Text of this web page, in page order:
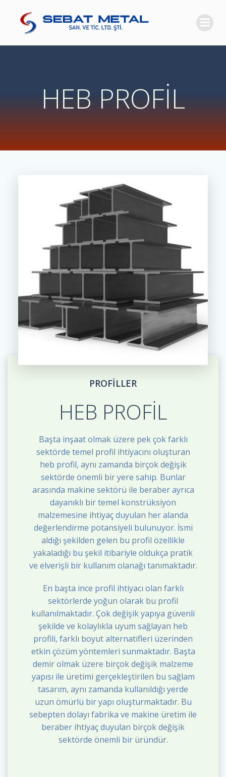
geç
HEB PROFİL
PROFİLLER
HEB PROFİL
Başta inşaat olmak üzere pek çok farklı
sektörde temel profil ihtiyacını oluşturan
heb profil, aynı zamanda birçok değişik
sektörde önemli bir yere sahip. Bunlar
arasında makine sektörü ile beraber ayrıca
dayanıklı bir temel konstrüksiyon
malzemesine ihtiyaç duyulan her alanda
değerlendirme potansiyeli bulunuyor. İsmi
aldığı şekilden gelen bu profil özellikle
yakaladığı bu şekil itibariyle oldukça pratik
ve elverişli bir kullanım olanağı tanımaktadır.
En başta ince profil ihtiyacı olan farklı
sektörlerde yoğun olarak bu profil
kullanılmaktadır. Çok değişik yapıya güvenli
şekilde ve kolaylıkla uyum sağlayan heb
profili, farklı boyut alternatifleri üzerinden
etkin çözüm yöntemleri sunmaktadır. Başta
demir olmak üzere birçok değişik malzeme
yapısı ile üretimi gerçekleştirilen bu sağlam
tasarım, aynı zamanda kullanıldığı yerde
uzun ömürlü bir yapı oluşturmaktadır. Bu
sebepten dolayı fabrika ve makine üretim ile
beraber ihtiyaç duyulan birçok değişik
sektörde önemli bir üründür.